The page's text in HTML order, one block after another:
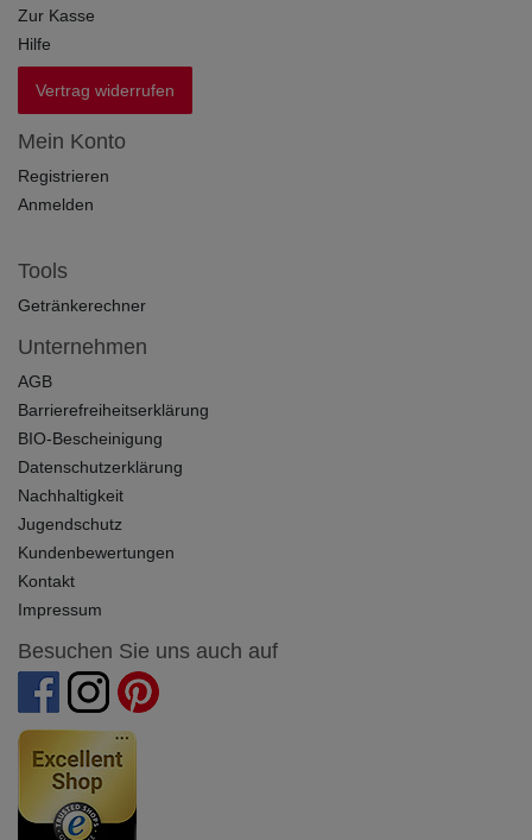
Zur Kasse
Hilfe
Vertrag widerrufen
Mein Konto
Registrieren
Anmelden
Tools
Getränkerechner
Unternehmen
AGB
Barrierefreiheitserklärung
BIO-Bescheinigung
Datenschutzerklärung
Nachhaltigkeit
Jugendschutz
Kundenbewertungen
Kontakt
Impressum
Besuchen Sie uns auch auf